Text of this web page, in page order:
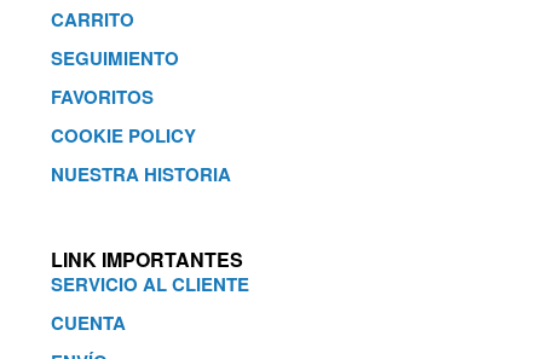
CARRITO
SEGUIMIENTO
FAVORITOS
COOKIE POLICY
NUESTRA HISTORIA
LINK IMPORTANTES
SERVICIO AL CLIENTE
CUENTA